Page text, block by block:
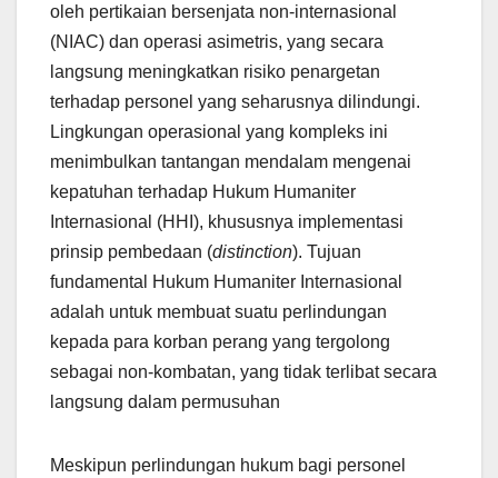
oleh pertikaian bersenjata non-internasional
(NIAC) dan operasi asimetris, yang secara
langsung meningkatkan risiko penargetan
terhadap personel yang seharusnya dilindungi.
Lingkungan operasional yang kompleks ini
menimbulkan tantangan mendalam mengenai
kepatuhan terhadap Hukum Humaniter
Internasional (HHI), khususnya implementasi
prinsip pembedaan (distinction). Tujuan
fundamental Hukum Humaniter Internasional
adalah untuk membuat suatu perlindungan
kepada para korban perang yang tergolong
sebagai non-kombatan, yang tidak terlibat secara
langsung dalam permusuhan
Meskipun perlindungan hukum bagi personel